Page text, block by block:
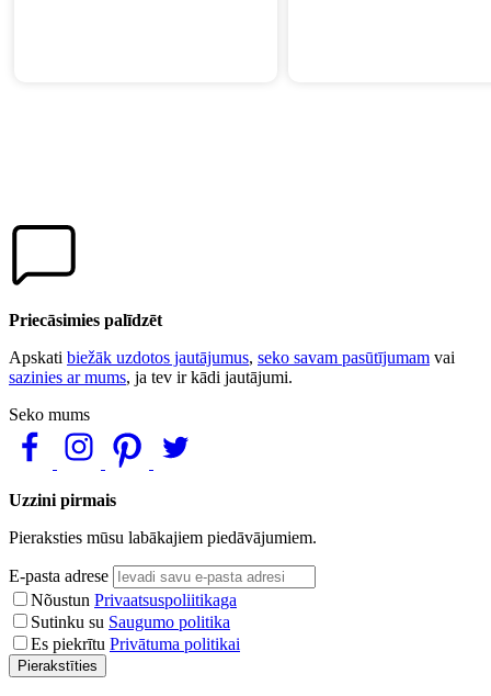
Priecāsimies palīdzēt
Apskati biežāk uzdotos jautājumus, seko savam pasūtījumam vai
sazinies ar mums, ja tev ir kādi jautājumi.
Seko mums
Uzzini pirmais
Pieraksties mūsu labākajiem piedāvājumiem.
E-pasta adrese
Nõustun Privaatsuspoliitikaga
Sutinku su Saugumo politika
Es piekrītu Privātuma politikai
Pierakstīties